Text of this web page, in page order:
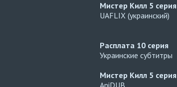
Мистер Килл 5 серия
UAFLIX (украинский)
Расплата 10 серия
Украинские субтитры
Мистер Килл 5 серия
AniDUB